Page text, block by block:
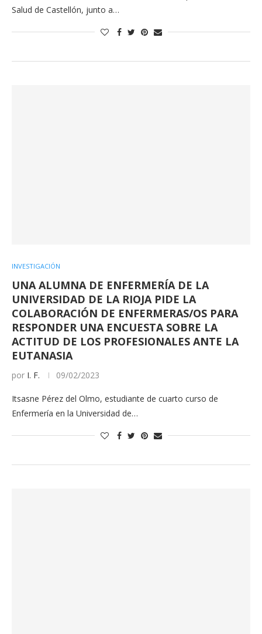
Salud de Castellón, junto a…
INVESTIGACIÓN
UNA ALUMNA DE ENFERMERÍA DE LA
UNIVERSIDAD DE LA RIOJA PIDE LA
COLABORACIÓN DE ENFERMERAS/OS PARA
RESPONDER UNA ENCUESTA SOBRE LA
ACTITUD DE LOS PROFESIONALES ANTE LA
EUTANASIA
por I. F. 09/02/2023
Itsasne Pérez del Olmo, estudiante de cuarto curso de
Enfermería en la Universidad de…